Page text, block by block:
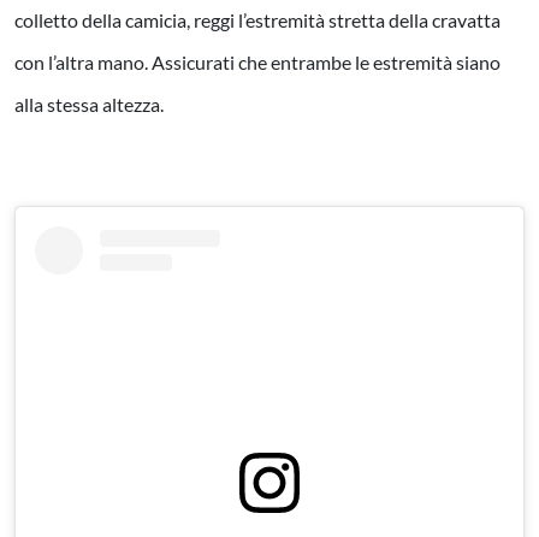
colletto della camicia, reggi l’estremità stretta della cravatta
con l’altra mano. Assicurati che entrambe le estremità siano
alla stessa altezza.